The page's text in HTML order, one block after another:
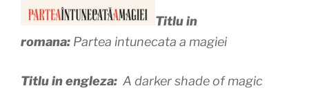
Titlu in
romana: Partea intunecata a magiei
Titlu in engleza: A darker shade of magic